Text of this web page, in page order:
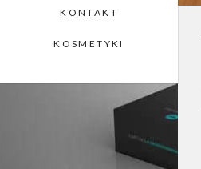
KONTAKT
KOSMETYKI